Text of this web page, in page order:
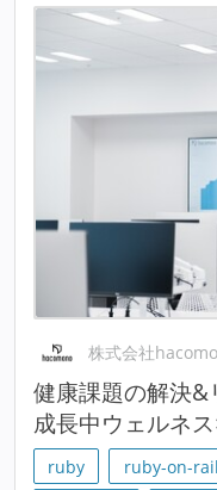
株式会社
健康課題の解決&
成長中ウェルネ
ruby ruby-on-